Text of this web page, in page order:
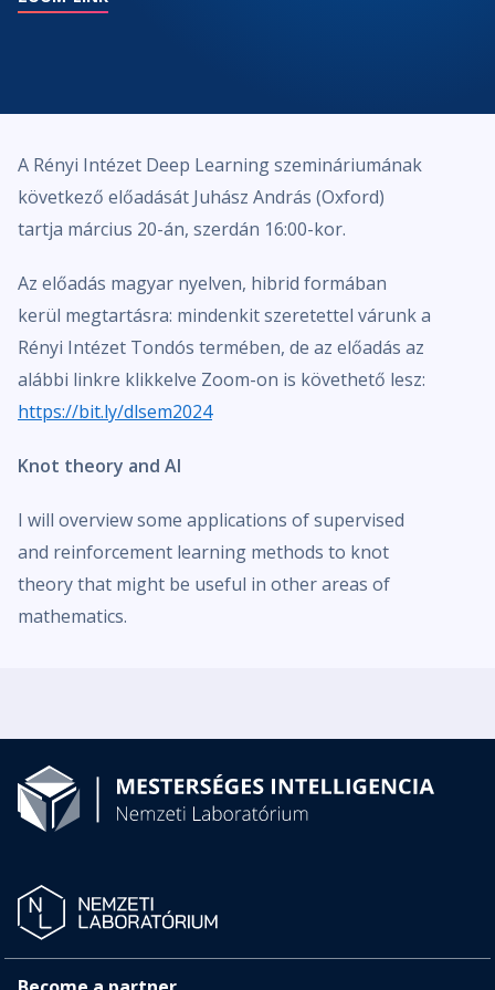
A Rényi Intézet Deep Learning szemináriumának
következő előadását Juhász András (Oxford)
tartja március 20-án, szerdán 16:00-kor.
Az előadás magyar nyelven, hibrid formában
kerül megtartásra: mindenkit szeretettel várunk a
Rényi Intézet Tondós termében, de az előadás az
alábbi linkre klikkelve Zoom-on is követhető lesz:
https://bit.ly/dlsem2024
Knot theory and AI
I will overview some applications of supervised
and reinforcement learning methods to knot
theory that might be useful in other areas of
mathematics.